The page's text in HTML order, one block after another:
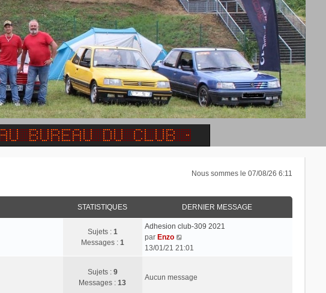
Nous sommes le 07/08/26 6:11
STATISTIQUES DERNIER MESSAGE
Sujets : 1
Messages : 1
Adhesion club-309 2021
par Enzo
o
u
13/01/21 21:01
Sujets : 9
Messages :13
Aucun message